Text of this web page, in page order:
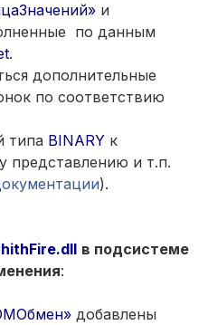
и
по данным
.
дополнительные
по соответствию
типа BINARY к
представлению и т.п.
).
в подсистеме
:
добавлены